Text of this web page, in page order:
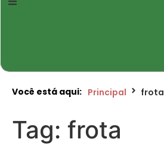
Você está aqui: Principal frota
Tag: frota